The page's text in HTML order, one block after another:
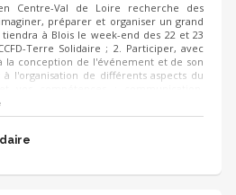
Centre-Val de Loire recherche des
préparer et organiser un grand
à Blois le week-end des 22 et 23
Terre Solidaire ; 2. Participer, avec
la conception de l'événement et de son
l'organisation de différents aspects du
animation, restauration, coordination
du bal folk, etc. ; 4. Participer à la